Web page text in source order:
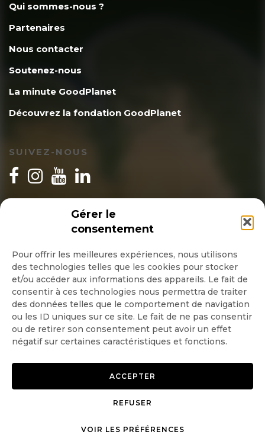
Gérer le
consentement
Pour offrir les meilleures expériences, nous utilisons
des technologies telles que les cookies pour stocker
et/ou accéder aux informations des appareils. Le fait de
consentir à ces technologies nous permettra de traiter
des données telles que le comportement de navigation
ou les ID uniques sur ce site. Le fait de ne pas consentir
ou de retirer son consentement peut avoir un effet
négatif sur certaines caractéristiques et fonctions.
ACCEPTER
REFUSER
VOIR LES PRÉFÉRENCES
Qui sommes-nous ?
Partenaires
Nous contacter
Soutenez-nous
La minute GoodPlanet
Découvrez la fondation GoodPlanet
SUIVEZ-NOUS
INSCRIPTION NEWSLETTER
Quotidienne
Hebdo
OK
Politique de confidentialité